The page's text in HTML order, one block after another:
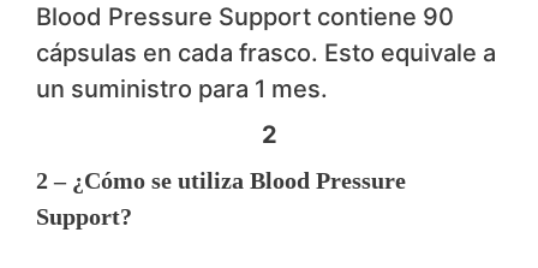
Blood Pressure Support contiene 90
cápsulas en cada frasco. Esto equivale a
un suministro para 1 mes.
2
2 – ¿Cómo se utiliza Blood Pressure
Support?